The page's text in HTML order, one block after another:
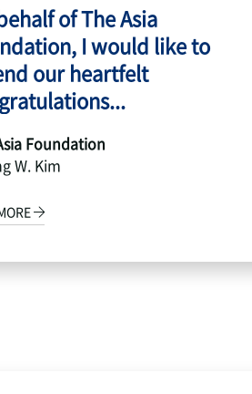
of The Asia
I would like to
our heartfelt
Foundation
W. Kim